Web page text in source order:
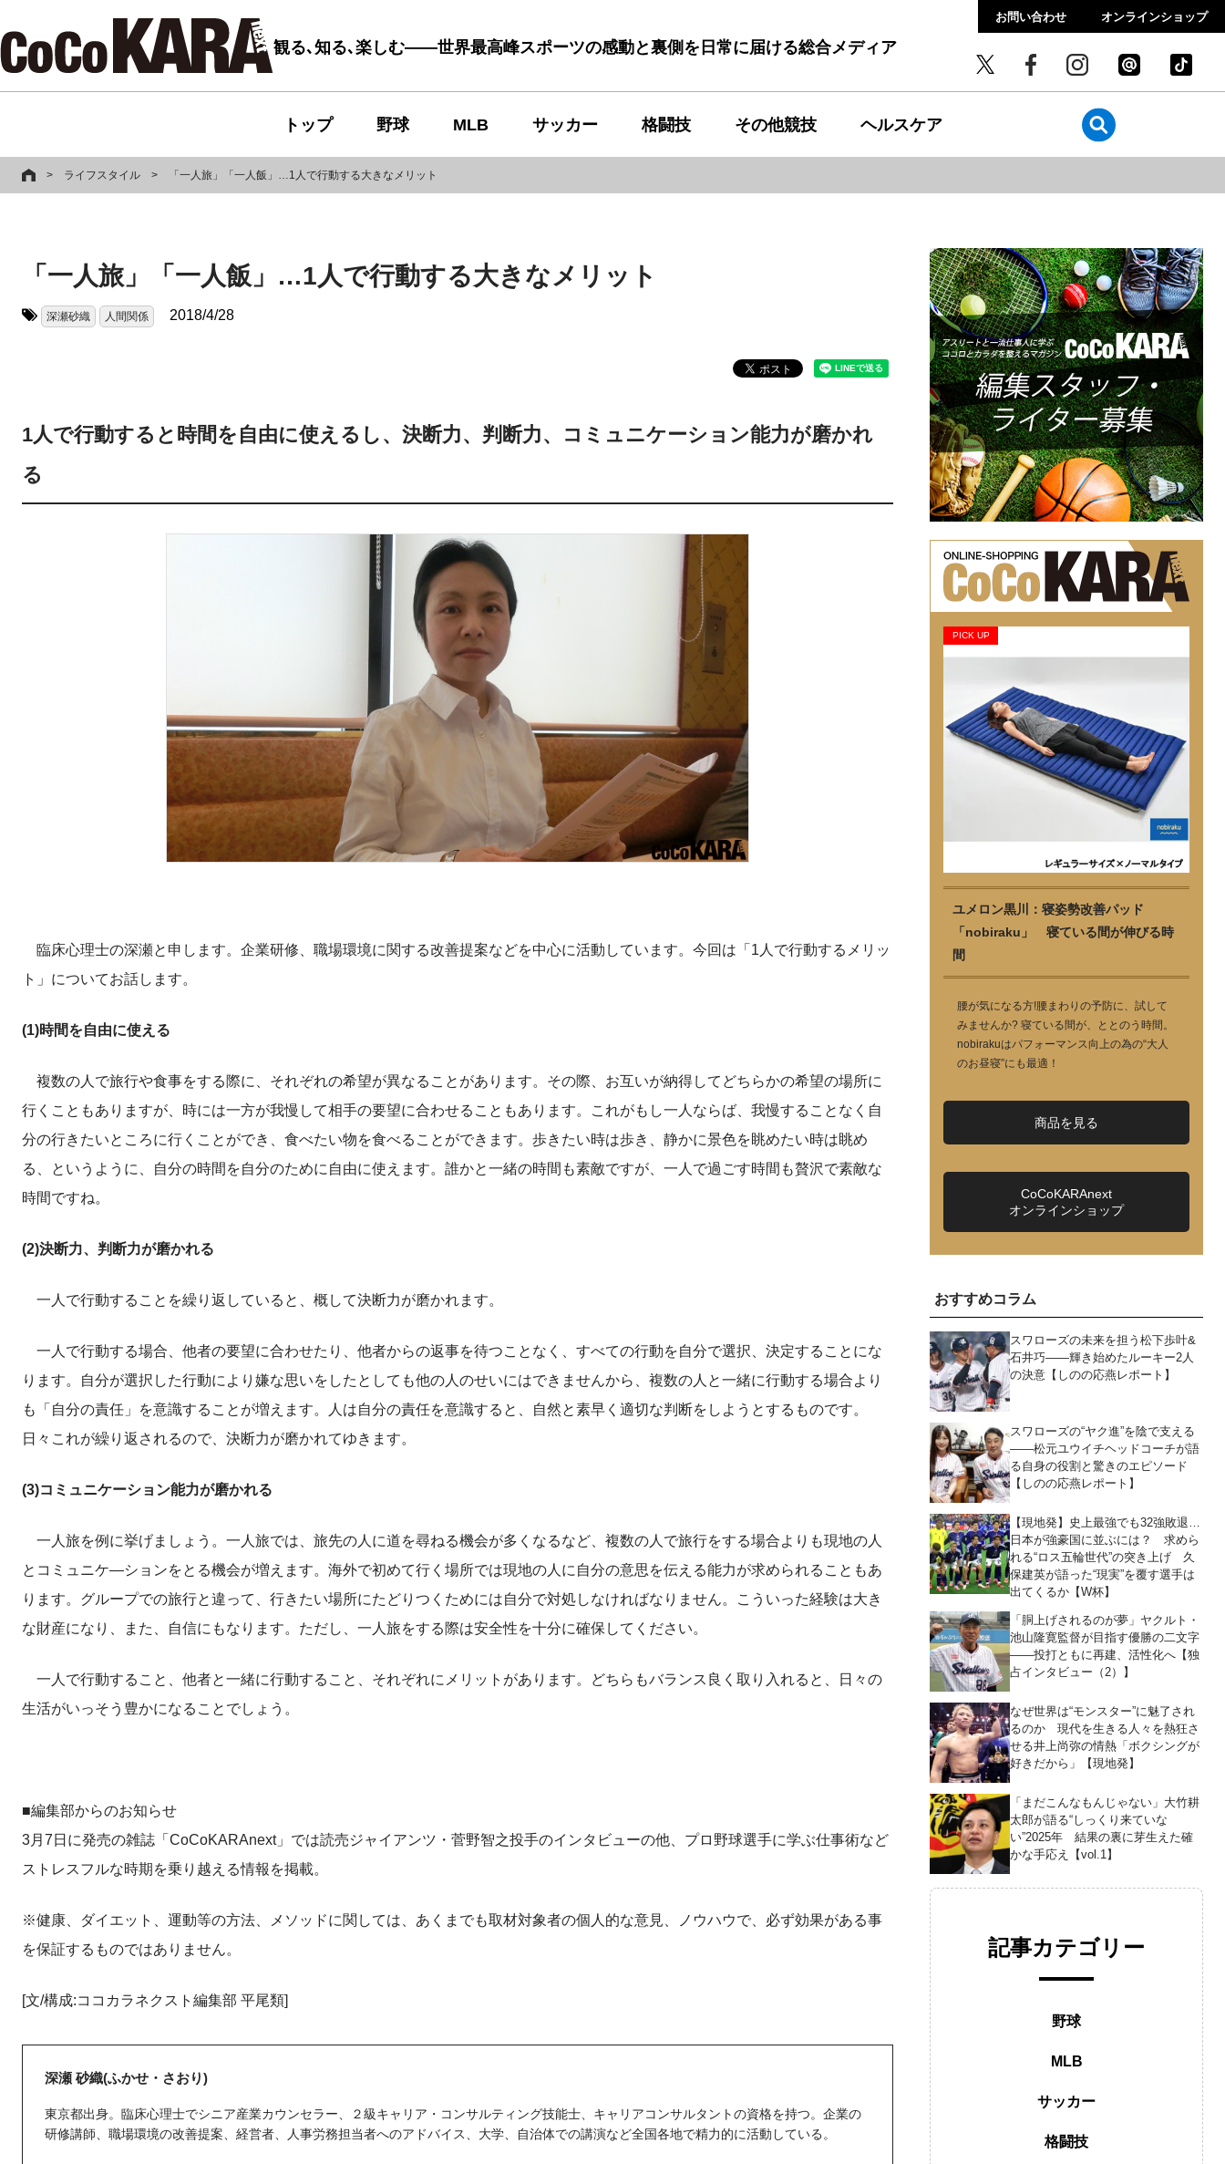
観る､知る､楽しむ――世界最高峰スポーツの感動と裏側を日常に届ける総合メディア
お問い合わせ オンラインショップ
トップ 野球 MLB サッカー 格闘技 その他競技 ヘルスケア
> ライフスタイル > 「一人旅」「一人飯」…1人で行動する大きなメリット
「一人旅」「一人飯」…1人で行動する大きなメリット
深瀬砂織 人間関係 2018/4/28
1人で行動すると時間を自由に使えるし、決断力、判断力、コミュニケーション能力が磨かれ
る
臨床心理士の深瀬と申します。企業研修、職場環境に関する改善提案などを中心に活動しています。今回は「1人で行動するメリッ
ト」についてお話します。
(1)時間を自由に使える
複数の人で旅行や食事をする際に、それぞれの希望が異なることがあります。その際、お互いが納得してどちらかの希望の場所に
行くこともありますが、時には一方が我慢して相手の要望に合わせることもあります。これがもし一人ならば、我慢することなく自
分の行きたいところに行くことができ、食べたい物を食べることができます。歩きたい時は歩き、静かに景色を眺めたい時は眺め
る、というように、自分の時間を自分のために自由に使えます。誰かと一緒の時間も素敵ですが、一人で過ごす時間も贅沢で素敵な
時間ですね。
(2)決断力、判断力が磨かれる
一人で行動することを繰り返していると、概して決断力が磨かれます。
一人で行動する場合、他者の要望に合わせたり、他者からの返事を待つことなく、すべての行動を自分で選択、決定することにな
ります。自分が選択した行動により嫌な思いをしたとしても他の人のせいにはできませんから、複数の人と一緒に行動する場合より
も「自分の責任」を意識することが増えます。人は自分の責任を意識すると、自然と素早く適切な判断をしようとするものです。
日々これが繰り返されるので、決断力が磨かれてゆきます。
(3)コミュニケーション能力が磨かれる
一人旅を例に挙げましょう。一人旅では、旅先の人に道を尋ねる機会が多くなるなど、複数の人で旅行をする場合よりも現地の人
とコミュニケ―ションをとる機会が増えます。海外で初めて行く場所では現地の人に自分の意思を伝える能力が求められることもあ
ります。グループでの旅行と違って、行きたい場所にたどりつくためには自分で対処しなければなりません。こういった経験は大き
な財産になり、また、自信にもなります。ただし、一人旅をする際は安全性を十分に確保してください。
一人で行動すること、他者と一緒に行動すること、それぞれにメリットがあります。どちらもバランス良く取り入れると、日々の
生活がいっそう豊かになることでしょう。
■編集部からのお知らせ
3月7日に発売の雑誌「CoCoKARAnext」では読売ジャイアンツ・菅野智之投手のインタビューの他、プロ野球選手に学ぶ仕事術など
ストレスフルな時期を乗り越える情報を掲載。
※健康、ダイエット、運動等の方法、メソッドに関しては、あくまでも取材対象者の個人的な意見、ノウハウで、必ず効果がある事
を保証するものではありません。
[文/構成:ココカラネクスト編集部 平尾類]
深瀬 砂織(ふかせ・さおり)
東京都出身。臨床心理士でシニア産業カウンセラー、２級キャリア・コンサルティング技能士、キャリアコンサルタントの資格を持つ。企業の
研修講師、職場環境の改善提案、経営者、人事労務担当者へのアドバイス、大学、自治体での講演など全国各地で精力的に活動している。
PICK UP
ユメロン黒川：寝姿勢改善パッド
「nobiraku」 寝ている間が伸びる時
間
腰が気になる方!腰まわりの予防に、試して
みませんか? 寝ている間が、ととのう時間。
nobirakuはパフォーマンス向上の為の“大人
のお昼寝”にも最適！
商品を見る
CoCoKARAnext
オンラインショップ
おすすめコラム
スワローズの未来を担う松下歩叶&
石井巧――輝き始めたルーキー2人
の決意【しのの応燕レポート】
スワローズの“ヤク進”を陰で支える
――松元ユウイチヘッドコーチが語
る自身の役割と驚きのエピソード
【しのの応燕レポート】
【現地発】史上最強でも32強敗退…
日本が強豪国に並ぶには？ 求めら
れる“ロス五輪世代”の突き上げ 久
保建英が語った“現実”を覆す選手は
出てくるか【W杯】
「胴上げされるのが夢」ヤクルト・
池山隆寛監督が目指す優勝の二文字
――投打ともに再建、活性化へ【独
占インタビュー（2）】
なぜ世界は“モンスター”に魅了され
るのか 現代を生きる人々を熱狂さ
せる井上尚弥の情熱「ボクシングが
好きだから」【現地発】
「まだこんなもんじゃない」大竹耕
太郎が語る“しっくり来ていな
い”2025年 結果の裏に芽生えた確
かな手応え【vol.1】
記事カテゴリー
野球
MLB
サッカー
格闘技